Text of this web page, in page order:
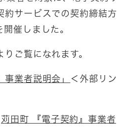
約サービスでの契約締結方
催しました。
ご覧になれます。
事業者説明会​」 ＜外部リン
苅田町 『電子契約』事業者